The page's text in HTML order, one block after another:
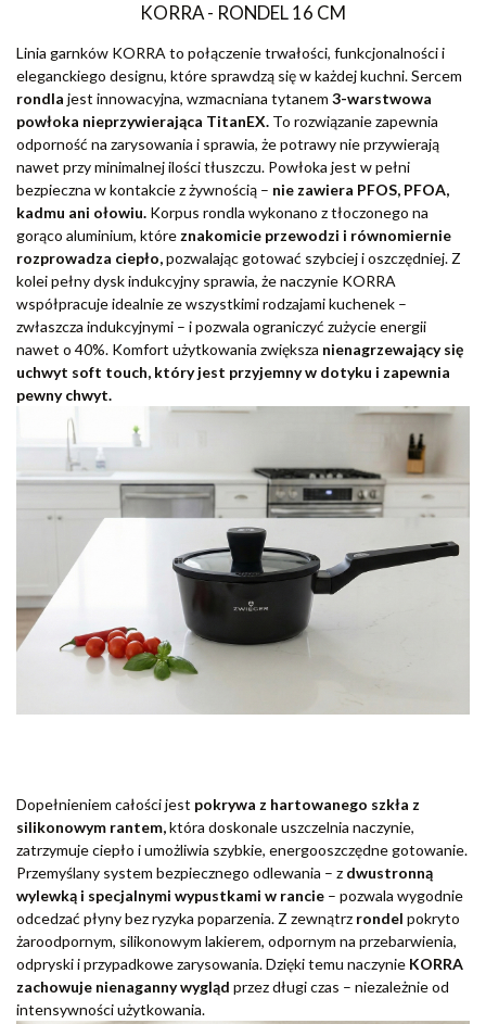
KORRA - RONDEL 16 CM
Linia garnków KORRA to połączenie trwałości, funkcjonalności i
eleganckiego designu, które sprawdzą się w każdej kuchni. Sercem
rondla jest innowacyjna, wzmacniana tytanem 3-warstwowa
powłoka nieprzywierająca TitanEX. To rozwiązanie zapewnia
odporność na zarysowania i sprawia, że potrawy nie przywierają
nawet przy minimalnej ilości tłuszczu. Powłoka jest w pełni
bezpieczna w kontakcie z żywnością – nie zawiera PFOS, PFOA,
kadmu ani ołowiu. Korpus rondla wykonano z tłoczonego na
gorąco aluminium, które znakomicie przewodzi i równomiernie
rozprowadza ciepło,pozwalając gotować szybciej i oszczędniej. Z
kolei pełny dysk indukcyjny sprawia, że naczynie KORRA
współpracuje idealnie ze wszystkimi rodzajami kuchenek –
zwłaszcza indukcyjnymi – i pozwala ograniczyć zużycie energii
nawet o 40%. Komfort użytkowania zwiększa nienagrzewający się
uchwyt soft touch, który jest przyjemny w dotyku i zapewnia
pewny chwyt.
Dopełnieniem całości jest pokrywa z hartowanego szkła z
silikonowym rantem,która doskonale uszczelnia naczynie,
zatrzymuje ciepło i umożliwia szybkie, energooszczędne gotowanie.
Przemyślany system bezpiecznego odlewania – z dwustronną
wylewką i specjalnymi wypustkami w rancie – pozwala wygodnie
odcedzać płyny bez ryzyka poparzenia. Z zewnątrz rondel pokryto
żaroodpornym, silikonowym lakierem, odpornym na przebarwienia,
odpryski i przypadkowe zarysowania. Dzięki temu naczynie KORRA
zachowuje nienaganny wygląd przez długi czas – niezależnie od
intensywności użytkowania.